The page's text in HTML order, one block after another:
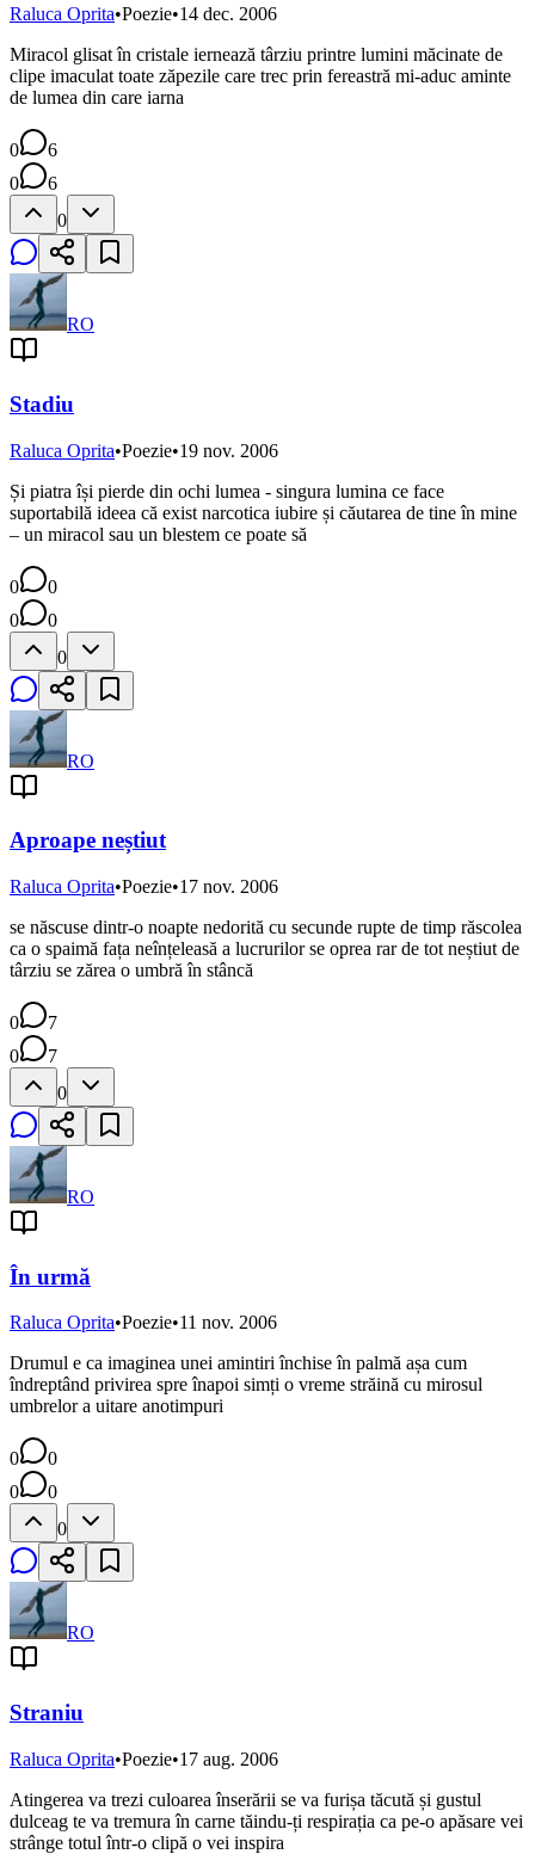
Raluca Oprita•Poezie•14 dec. 2006
Miracol glisat în cristale iernează târziu printre lumini măcinate de
clipe imaculat toate zăpezile care trec prin fereastră mi-aduc aminte
de lumea din care iarna
0
6
0
6
0
RO
Stadiu
Raluca Oprita•Poezie•19 nov. 2006
Și piatra își pierde din ochi lumea - singura lumina ce face
suportabilă ideea că exist narcotica iubire și căutarea de tine în mine
– un miracol sau un blestem ce poate să
0
0
0
0
0
RO
Aproape neștiut
Raluca Oprita•Poezie•17 nov. 2006
se născuse dintr-o noapte nedorită cu secunde rupte de timp răscolea
ca o spaimă fața neînțeleasă a lucrurilor se oprea rar de tot neștiut de
târziu se zărea o umbră în stâncă
0
7
0
7
0
RO
În urmă
Raluca Oprita•Poezie•11 nov. 2006
Drumul e ca imaginea unei amintiri închise în palmă așa cum
îndreptând privirea spre înapoi simți o vreme străină cu mirosul
umbrelor a uitare anotimpuri
0
0
0
0
0
RO
Straniu
Raluca Oprita•Poezie•17 aug. 2006
Atingerea va trezi culoarea înserării se va furișa tăcută și gustul
dulceag te va tremura în carne tăindu-ți respirația ca pe-o apăsare vei
strânge totul într-o clipă o vei inspira